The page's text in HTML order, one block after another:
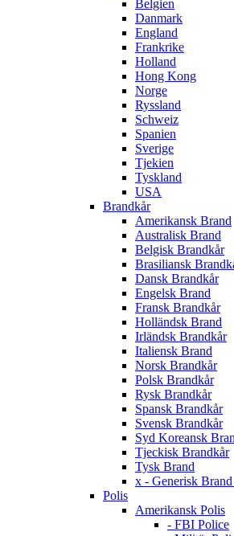
Belgien
Danmark
England
Frankrike
Holland
Hong Kong
Norge
Ryssland
Schweiz
Spanien
Sverige
Tjekien
Tyskland
USA
Brandkår
Amerikansk Brand
Australisk Brand
Belgisk Brandkår
Brasiliansk
Dansk Brandkår
Engelsk Brand
Fransk Brandkår
Holländsk Brand
Irländsk Brandkår
Italiensk Brand
Norsk Brandkår
Polsk Brandkår
Rysk Brandkår
Spansk Brandkår
Svensk Brandkår
Syd Koreansk
Tjeckisk Brandkår
Tysk Brand
x - Generisk
Polis
Amerikansk Polis
- FBI Police